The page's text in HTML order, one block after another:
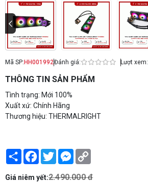
Mã SP: HH001992Đánh giá: Lượt xem:
THÔNG TIN SẢN PHẨM
Tình trạng: Mới 100%
Xuất xứ: Chính Hãng
Thương hiệu: THERMALRIGHT
Share Facebook
TwitterMessenger
Giá niêm yết:2.490.000 đ